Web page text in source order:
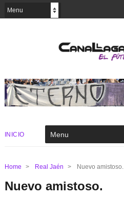
INICIO
Home > Real Jaén > Nuevo amistoso.
Nuevo amistoso.